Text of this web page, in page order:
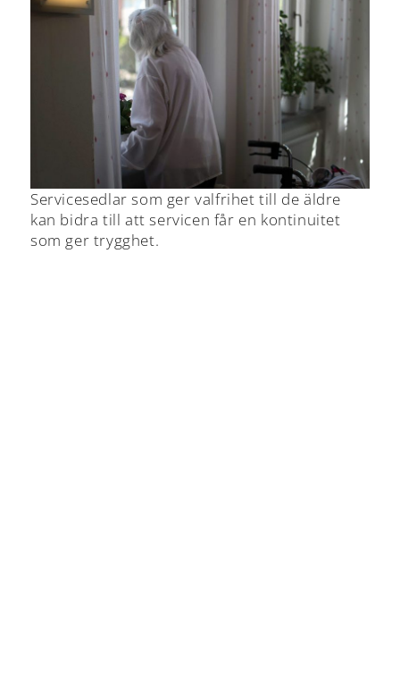
Servicesedlar som ger valfrihet till de äldre
kan bidra till att servicen får en kontinuitet
som ger trygghet.